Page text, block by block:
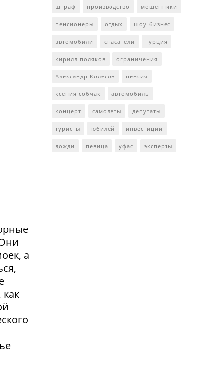
а
штраф производство мошенники
пенсионеры отдых шоу-бизнес
автомобили спасатели турция
кирилл поляков ограничения
Александр Колесов пенсия
ксения собчак автомобиль
концерт самолеты депутаты
туристы юбилей инвестиции
дожди певица уфас эксперты